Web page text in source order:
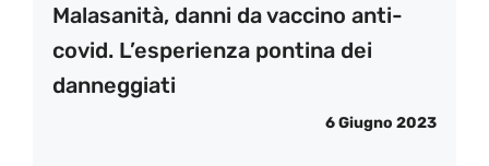
Malasanità, danni da vaccino anti-
covid. L’esperienza pontina dei
danneggiati
6 Giugno 2023